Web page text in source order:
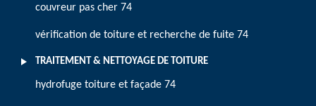
couvreur pas cher 74
vérification de toiture et recherche de fuite 74
TRAITEMENT & NETTOYAGE DE TOITURE
hydrofuge toiture et façade 74